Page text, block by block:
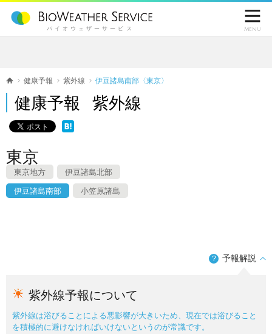
バイオウェザーサービス

Menu
健康予報 紫外線 伊豆諸島南部〈東京〉
健康予報 紫外線
東京
東京地方 伊豆諸島北部
伊豆諸島南部 小笠原諸島
？ 予報解説
紫外線予報について
紫外線は浴びることによる悪影響が大きいため、現在では浴びること
を積極的に避けなければいけないというのが常識です。